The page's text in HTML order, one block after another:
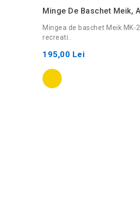
Minge De Baschet Meik,
Mingea de baschet Meik
recreati..
195,00 Lei